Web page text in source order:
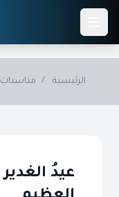
Skip to main content
الرئيسية / مناسبات
عيدُ